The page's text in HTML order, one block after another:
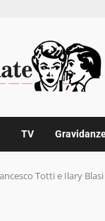
TV
Totti e Ilary